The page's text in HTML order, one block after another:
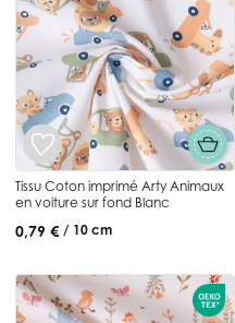
Tissu Coton imprimé Arty Animaux
en voiture sur fond Blanc
0,79 € / 10 cm